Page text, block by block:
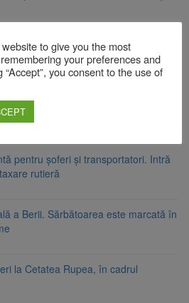
limitări de consum pentru marii
și euro, cu dobânzi neimpozabile de
pentru șoferi și transportatori. Intră
rutieră
a Berii. Sărbătoarea este marcată în
la Cetatea Rupea, în cadrul
to give you the most
your preferences and
you consent to the use of